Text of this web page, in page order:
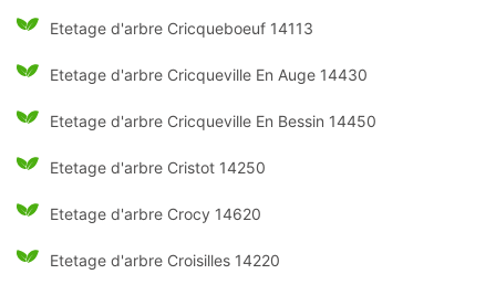
Etetage d'arbre Cricqueboeuf 14113
Etetage d'arbre Cricqueville En Auge 14430
Etetage d'arbre Cricqueville En Bessin 14450
Etetage d'arbre Cristot 14250
Etetage d'arbre Crocy 14620
Etetage d'arbre Croisilles 14220